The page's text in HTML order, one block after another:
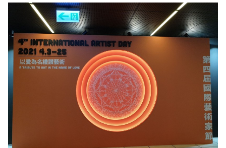
第四屆國際藝術家節登場 百名藝術家表演者齊聚